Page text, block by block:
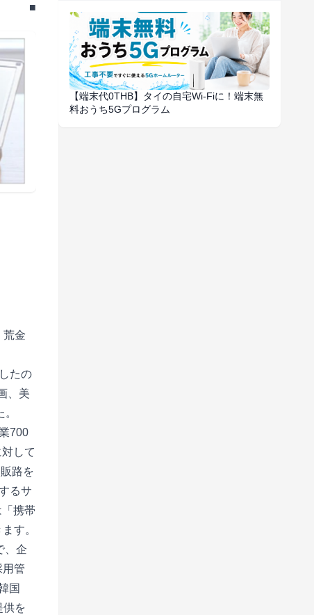
■
荒金
たの
、美
700
して
路を
るサ
携帯
す。
、企
管
国
供を
【端末代0THB】タイの自宅Wi-Fiに！端末無
料おうち5Gプログラム